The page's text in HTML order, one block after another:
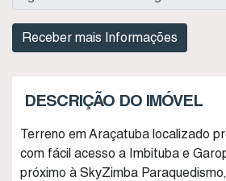
DESCRIÇÃO DO IMÓVEL
Terreno em Araçatuba localizado
com fácil acesso a Imbituba e
próximo à SkyZimba